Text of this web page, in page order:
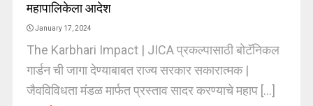
महापालिकेला आदेश
January 17, 2024
The Karbhari Impact | JICA प्रकल्पासाठी बोटॅनिकल
गार्डन ची जागा देण्याबाबत राज्य सरकार सकारात्मक |
जैवविविधता मंडळ मार्फत प्रस्ताव सादर करण्याचे महाप [...]